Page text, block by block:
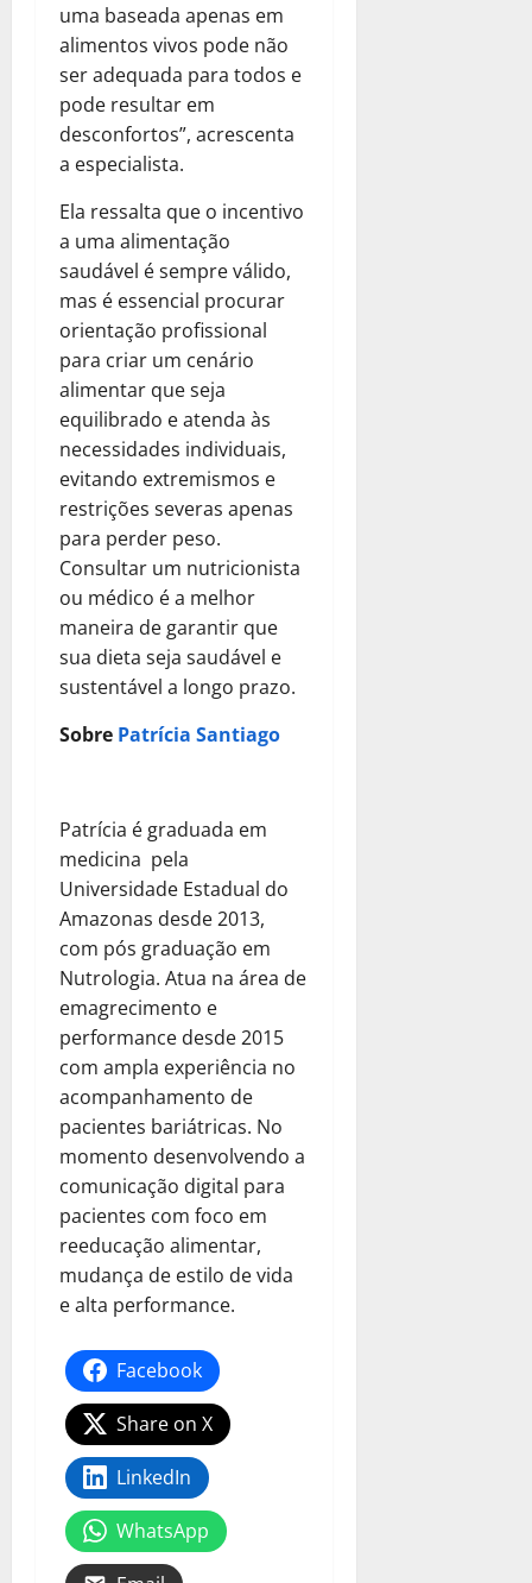
uma baseada apenas em
alimentos vivos pode não
ser adequada para todos e
pode resultar em
desconfortos”, acrescenta
a especialista.
Ela ressalta que o incentivo
a uma alimentação
saudável é sempre válido,
mas é essencial procurar
orientação profissional
para criar um cenário
alimentar que seja
equilibrado e atenda às
necessidades individuais,
evitando extremismos e
restrições severas apenas
para perder peso.
Consultar um nutricionista
ou médico é a melhor
maneira de garantir que
sua dieta seja saudável e
sustentável a longo prazo.
Sobre Patrícia Santiago
Patrícia é graduada em
medicina pela
Universidade Estadual do
Amazonas desde 2013,
com pós graduação em
Nutrologia. Atua na área de
emagrecimento e
performance desde 2015
com ampla experiência no
acompanhamento de
pacientes bariátricas. No
momento desenvolvendo a
comunicação digital para
pacientes com foco em
reeducação alimentar,
mudança de estilo de vida
e alta performance.
Facebook
Share on X
LinkedIn
WhatsApp